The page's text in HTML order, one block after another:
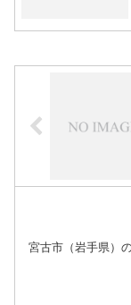
宮古市（岩手県）